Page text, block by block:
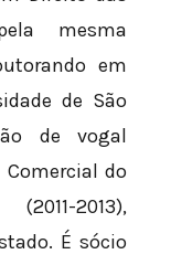
mesma
em
de São
de vogal
do
2013),
É sócio